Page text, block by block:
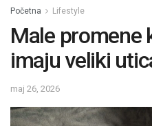
Početna Lifestyle
Male promene
imaju veliki
maj 26, 2026